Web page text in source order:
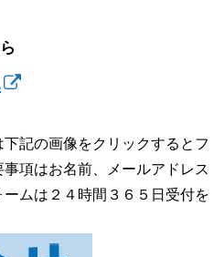
記の画像をクリックするとフ
項はお名前、メールアドレス
ムは２４時間３６５日受付を